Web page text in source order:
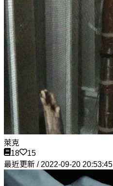
萊克
18
15
最近更新 / 2022-09-20 20:53:45